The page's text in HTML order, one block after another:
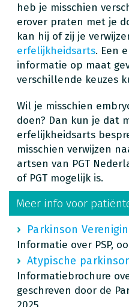
heb je misschien
erover praten met je
kan hij of zij je
erfelijkheidsarts. Een
informatie op maat
verschillende keuzes
Wil je misschien
doen? Dan kun je dat
erfelijkheidsarts
misschien verwijzen
artsen van PGT
of PGT mogelijk is.
Meer info voor
Parkinson
Informatie over PSP,
Atypische
Informatiebrochure
geschreven door de